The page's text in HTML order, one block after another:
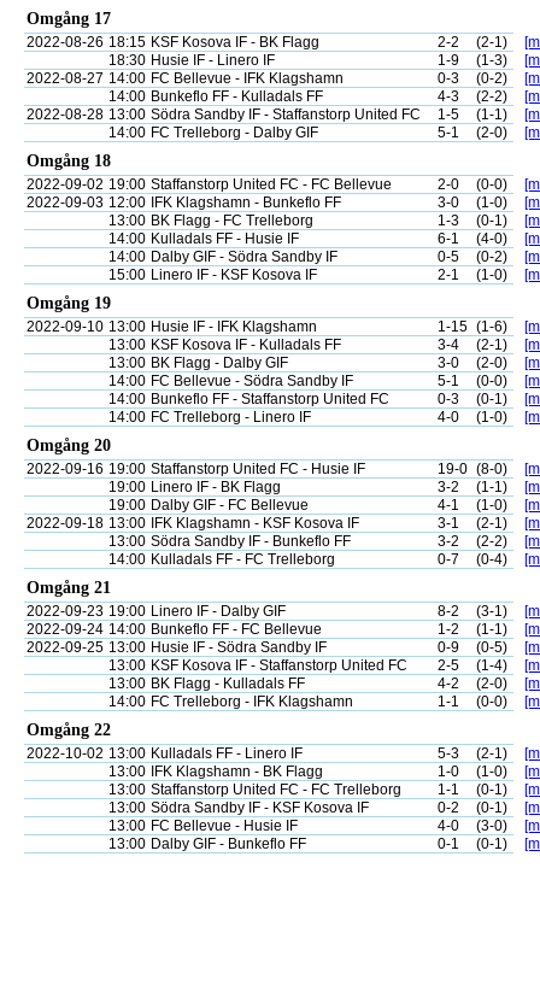
Omgång 17
2022-08-26 18:15 KSF Kosova IF - BK Flagg 2-2 (2-1)
18:30 Husie IF - Linero IF 1-9 (1-3)
2022-08-27 14:00 FC Bellevue - IFK Klagshamn 0-3 (0-2)
14:00 Bunkeflo FF - Kulladals FF 4-3 (2-2)
2022-08-28 13:00 Södra Sandby IF - Staffanstorp United FC 1-5 (1-1)
14:00 FC Trelleborg - Dalby GIF 5-1 (2-0)
Omgång 18
2022-09-02 19:00 Staffanstorp United FC - FC Bellevue 2-0 (0-0)
2022-09-03 12:00 IFK Klagshamn - Bunkeflo FF 3-0 (1-0)
13:00 BK Flagg - FC Trelleborg 1-3 (0-1)
14:00 Kulladals FF - Husie IF 6-1 (4-0)
14:00 Dalby GIF - Södra Sandby IF 0-5 (0-2)
15:00 Linero IF - KSF Kosova IF 2-1 (1-0)
Omgång 19
2022-09-10 13:00 Husie IF - IFK Klagshamn 1-15 (1-6)
13:00 KSF Kosova IF - Kulladals FF 3-4 (2-1)
13:00 BK Flagg - Dalby GIF 3-0 (2-0)
14:00 FC Bellevue - Södra Sandby IF 5-1 (0-0)
14:00 Bunkeflo FF - Staffanstorp United FC 0-3 (0-1)
14:00 FC Trelleborg - Linero IF 4-0 (1-0)
Omgång 20
2022-09-16 19:00 Staffanstorp United FC - Husie IF 19-0 (8-0)
19:00 Linero IF - BK Flagg 3-2 (1-1)
19:00 Dalby GIF - FC Bellevue 4-1 (1-0)
2022-09-18 13:00 IFK Klagshamn - KSF Kosova IF 3-1 (2-1)
13:00 Södra Sandby IF - Bunkeflo FF 3-2 (2-2)
14:00 Kulladals FF - FC Trelleborg 0-7 (0-4)
Omgång 21
2022-09-23 19:00 Linero IF - Dalby GIF 8-2 (3-1)
2022-09-24 14:00 Bunkeflo FF - FC Bellevue 1-2 (1-1)
2022-09-25 13:00 Husie IF - Södra Sandby IF 0-9 (0-5)
13:00 KSF Kosova IF - Staffanstorp United FC 2-5 (1-4)
13:00 BK Flagg - Kulladals FF 4-2 (2-0)
14:00 FC Trelleborg - IFK Klagshamn 1-1 (0-0)
Omgång 22
2022-10-02 13:00 Kulladals FF - Linero IF 5-3 (2-1)
13:00
IFK Klagshamn - BK Flagg 1-0 (1-0)
13:00 Staffanstorp United FC - FC Trelleborg 1-1 (0-1)
13:00 Södra Sandby IF - KSF Kosova IF 0-2 (0-1)
13:00 FC Bellevue - Husie IF 4-0 (3-0)
13:00 Dalby GIF - Bunkeflo FF 0-1 (0-1)